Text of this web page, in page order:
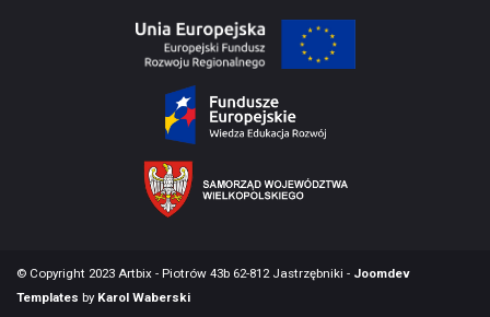
© Copyright 2023 Artbix - Piotrów 43b 62-812 Jastrzębniki - Joomdev
Templates by Karol Waberski